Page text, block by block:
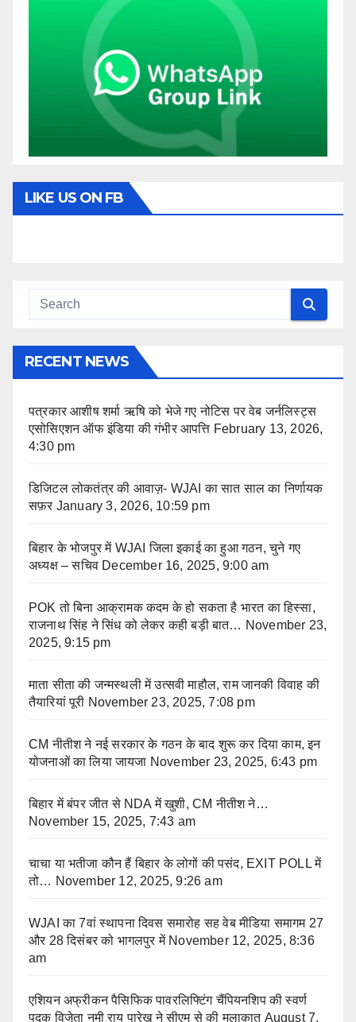
LIKE US ON FB
RECENT NEWS
पत्रकार आशीष शर्मा ऋषि को भेजे गए नोटिस पर वेब जर्नलिस्ट्स
एसोसिएशन ऑफ इंडिया की गंभीर आपत्ति February 13, 2026,
4:30 pm
डिजिटल लोकतंत्र की आवाज़- WJAI का सात साल का निर्णायक
सफ़र January 3, 2026, 10:59 pm
बिहार के भोजपुर में WJAI जिला इकाई का हुआ गठन, चुने गए
अध्यक्ष – सचिव December 16, 2025, 9:00 am
POK तो बिना आक्रामक कदम के हो सकता है भारत का हिस्सा,
राजनाथ सिंह ने सिंध को लेकर कही बड़ी बात… November 23,
2025, 9:15 pm
माता सीता की जन्मस्थली में उत्सवी माहौल, राम जानकी विवाह की
तैयारियां पूरी November 23, 2025, 7:08 pm
CM नीतीश ने नई सरकार के गठन के बाद शुरू कर दिया काम, इन
योजनाओं का लिया जायजा November 23, 2025, 6:43 pm
बिहार में बंपर जीत से NDA में खुशी, CM नीतीश ने…
November 15, 2025, 7:43 am
चाचा या भतीजा कौन हैं बिहार के लोगों की पसंद, EXIT POLL में
तो… November 12, 2025, 9:26 am
WJAI का 7वां स्थापना दिवस समारोह सह वेब मीडिया समागम 27
और 28 दिसंबर को भागलपुर में November 12, 2025, 8:36
am
एशियन अफ्रीकन पैसिफिक पावरलिफ्टिंग चैंपियनशिप की स्वर्ण
पदक विजेता नमी राय पारेख ने सीएम से की मुलाकात August 7,